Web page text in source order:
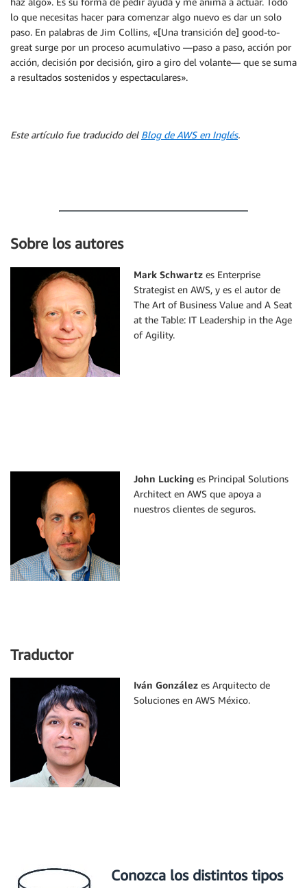
lo que necesitas hacer para comenzar algo nuevo es dar un solo
paso. En palabras de Jim Collins, «[Una transición de] good-to-
great surge por un proceso acumulativo —paso a paso, acción por
acción, decisión por decisión, giro a giro del volante— que se suma
a resultados sostenidos y espectaculares».
Este artículo fue traducido del Blog de AWS en Inglés.
Sobre los autores
Mark Schwartz es Enterprise
Strategist en AWS, y es el autor de
The Art of Business Value and A Seat
at the Table: IT Leadership in the Age
of Agility.
John Lucking es Principal Solutions
Architect en AWS que apoya a
nuestros clientes de seguros.
Traductor
Iván González es Arquitecto de
Soluciones en AWS México.
Conozca los distintos tipos